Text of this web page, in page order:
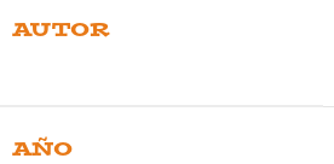
AUTOR
AÑO